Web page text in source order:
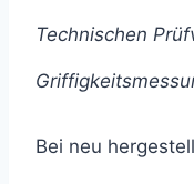
Technischen
Bei neu